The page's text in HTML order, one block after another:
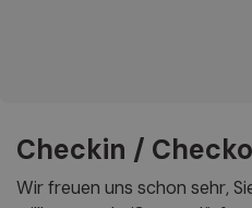
Checkin /
Wir freuen uns schon sehr,